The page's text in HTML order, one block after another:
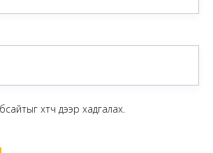
хөтөч дээр хадгалах.